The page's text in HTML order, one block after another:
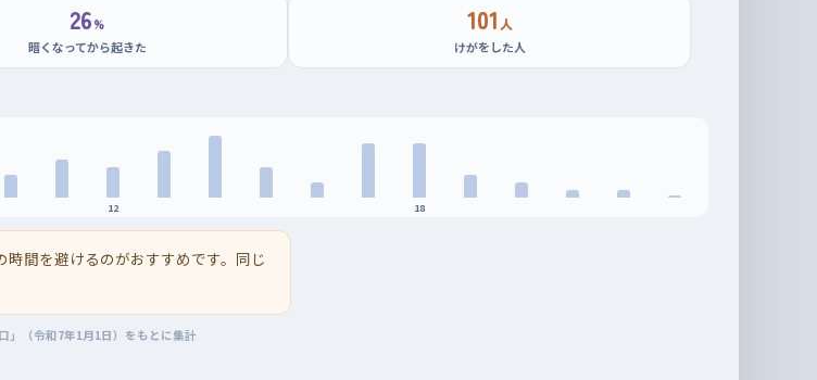
26%
暗くなってから起きた
101 人
けがをした人
12 18
間を避けるのがおすすめです。同じ
」（令和7年1月1日）をもとに集計